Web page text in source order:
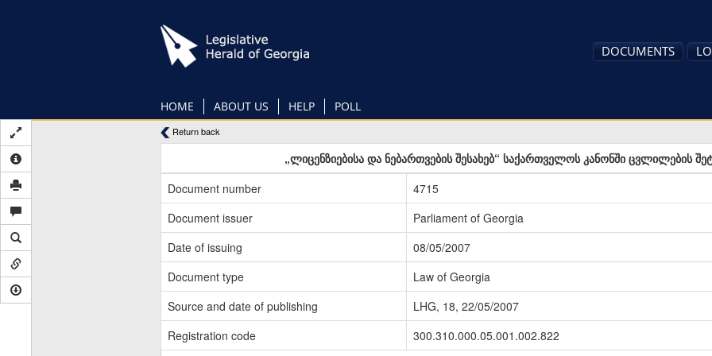
HOME ABOUT US HELP POLL
DOCUMENTS
Return back
„ლიცენზიებისა და ნებართვების შესახებ“ საქართველოს კანონში ცვლილების
Document number
4715
Document issuer
Parliament of Georgia
Date of issuing
08/05/2007
Document type
Law of Georgia
Source and date of publishing
LHG, 18, 22/05/2007
Registration code
300.310.000.05.001.002.822